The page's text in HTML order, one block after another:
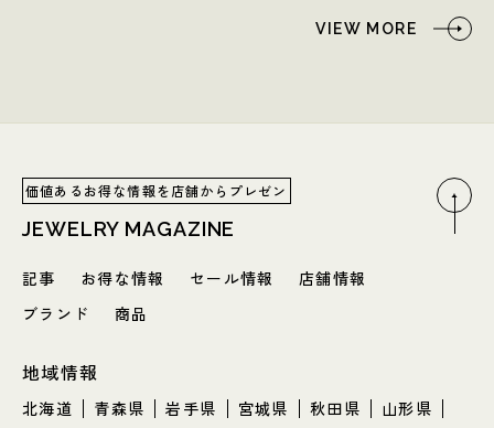
VIEW MORE
価値あるお得な情報を店舗からプレゼン
JEWELRY MAGAZINE
記事 お得な情報 セール情報
店舗情報
ブランド
商品
地域情報
北海道 青森県 岩手県 宮城県 秋田県 山形県